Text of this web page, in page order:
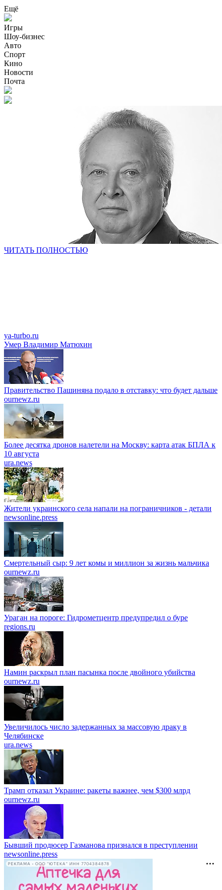
Ещё
Игры
Шоу-бизнес
Авто
Спорт
Кино
Новости
Почта
ЧИТАТЬ ПОЛНОСТЬЮ
ya-turbo.ru
Умер Владимир Матюхин
Правительство Пашиняна подало в отставку: что будет дальше
ournewz.ru
Более десятка дронов налетели на Москву: карта атак БПЛА к
10 августа
ura.news
Жители украинского села напали на пограничников - детали
newsonline.press
Смертельный сыр: 9 лет комы и миллион за жизнь мальчика
ournewz.ru
Ураган на пороге: Гидрометцентр предупредил о буре
regions.ru
Намин раскрыл план пасынка после двойного убийства
ournewz.ru
Увеличилось число задержанных за массовую драку в
Челябинске
ura.news
Трамп отказал Украине: ракеты важнее, чем $300 млрд
ournewz.ru
Бывший продюсер Газманова признался в преступлении
newsonline.press
РЕКЛАМА • ООО "ЮТЕКА" ИНН 7704384878